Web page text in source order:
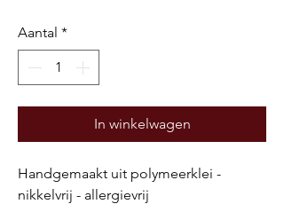
Aantal *
In winkelwagen
Handgemaakt uit polymeerklei -
nikkelvrij - allergievrij